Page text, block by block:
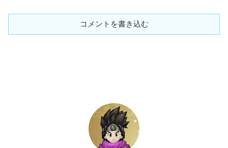
コメントを書き込む